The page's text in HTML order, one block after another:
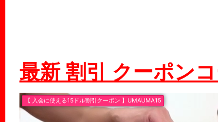
最新 割引 クーポン